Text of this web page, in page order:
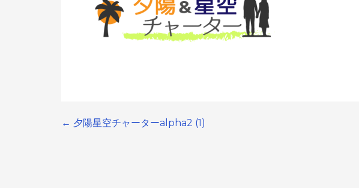
Post
← 夕陽星空チャーターalpha2 (1)